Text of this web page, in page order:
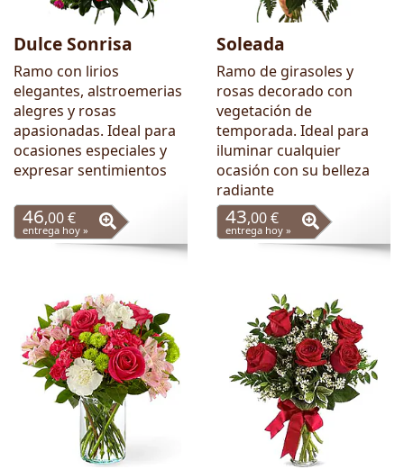
Dulce Sonrisa
Ramo con lirios
elegantes, alstroemerias
alegres y rosas
apasionadas. Ideal para
ocasiones especiales y
expresar sentimientos
46,00 €
entrega hoy »
Soleada
Ramo de girasoles y
rosas decorado con
vegetación de
temporada. Ideal para
iluminar cualquier
ocasión con su belleza
radiante
43,00 €
entrega hoy »